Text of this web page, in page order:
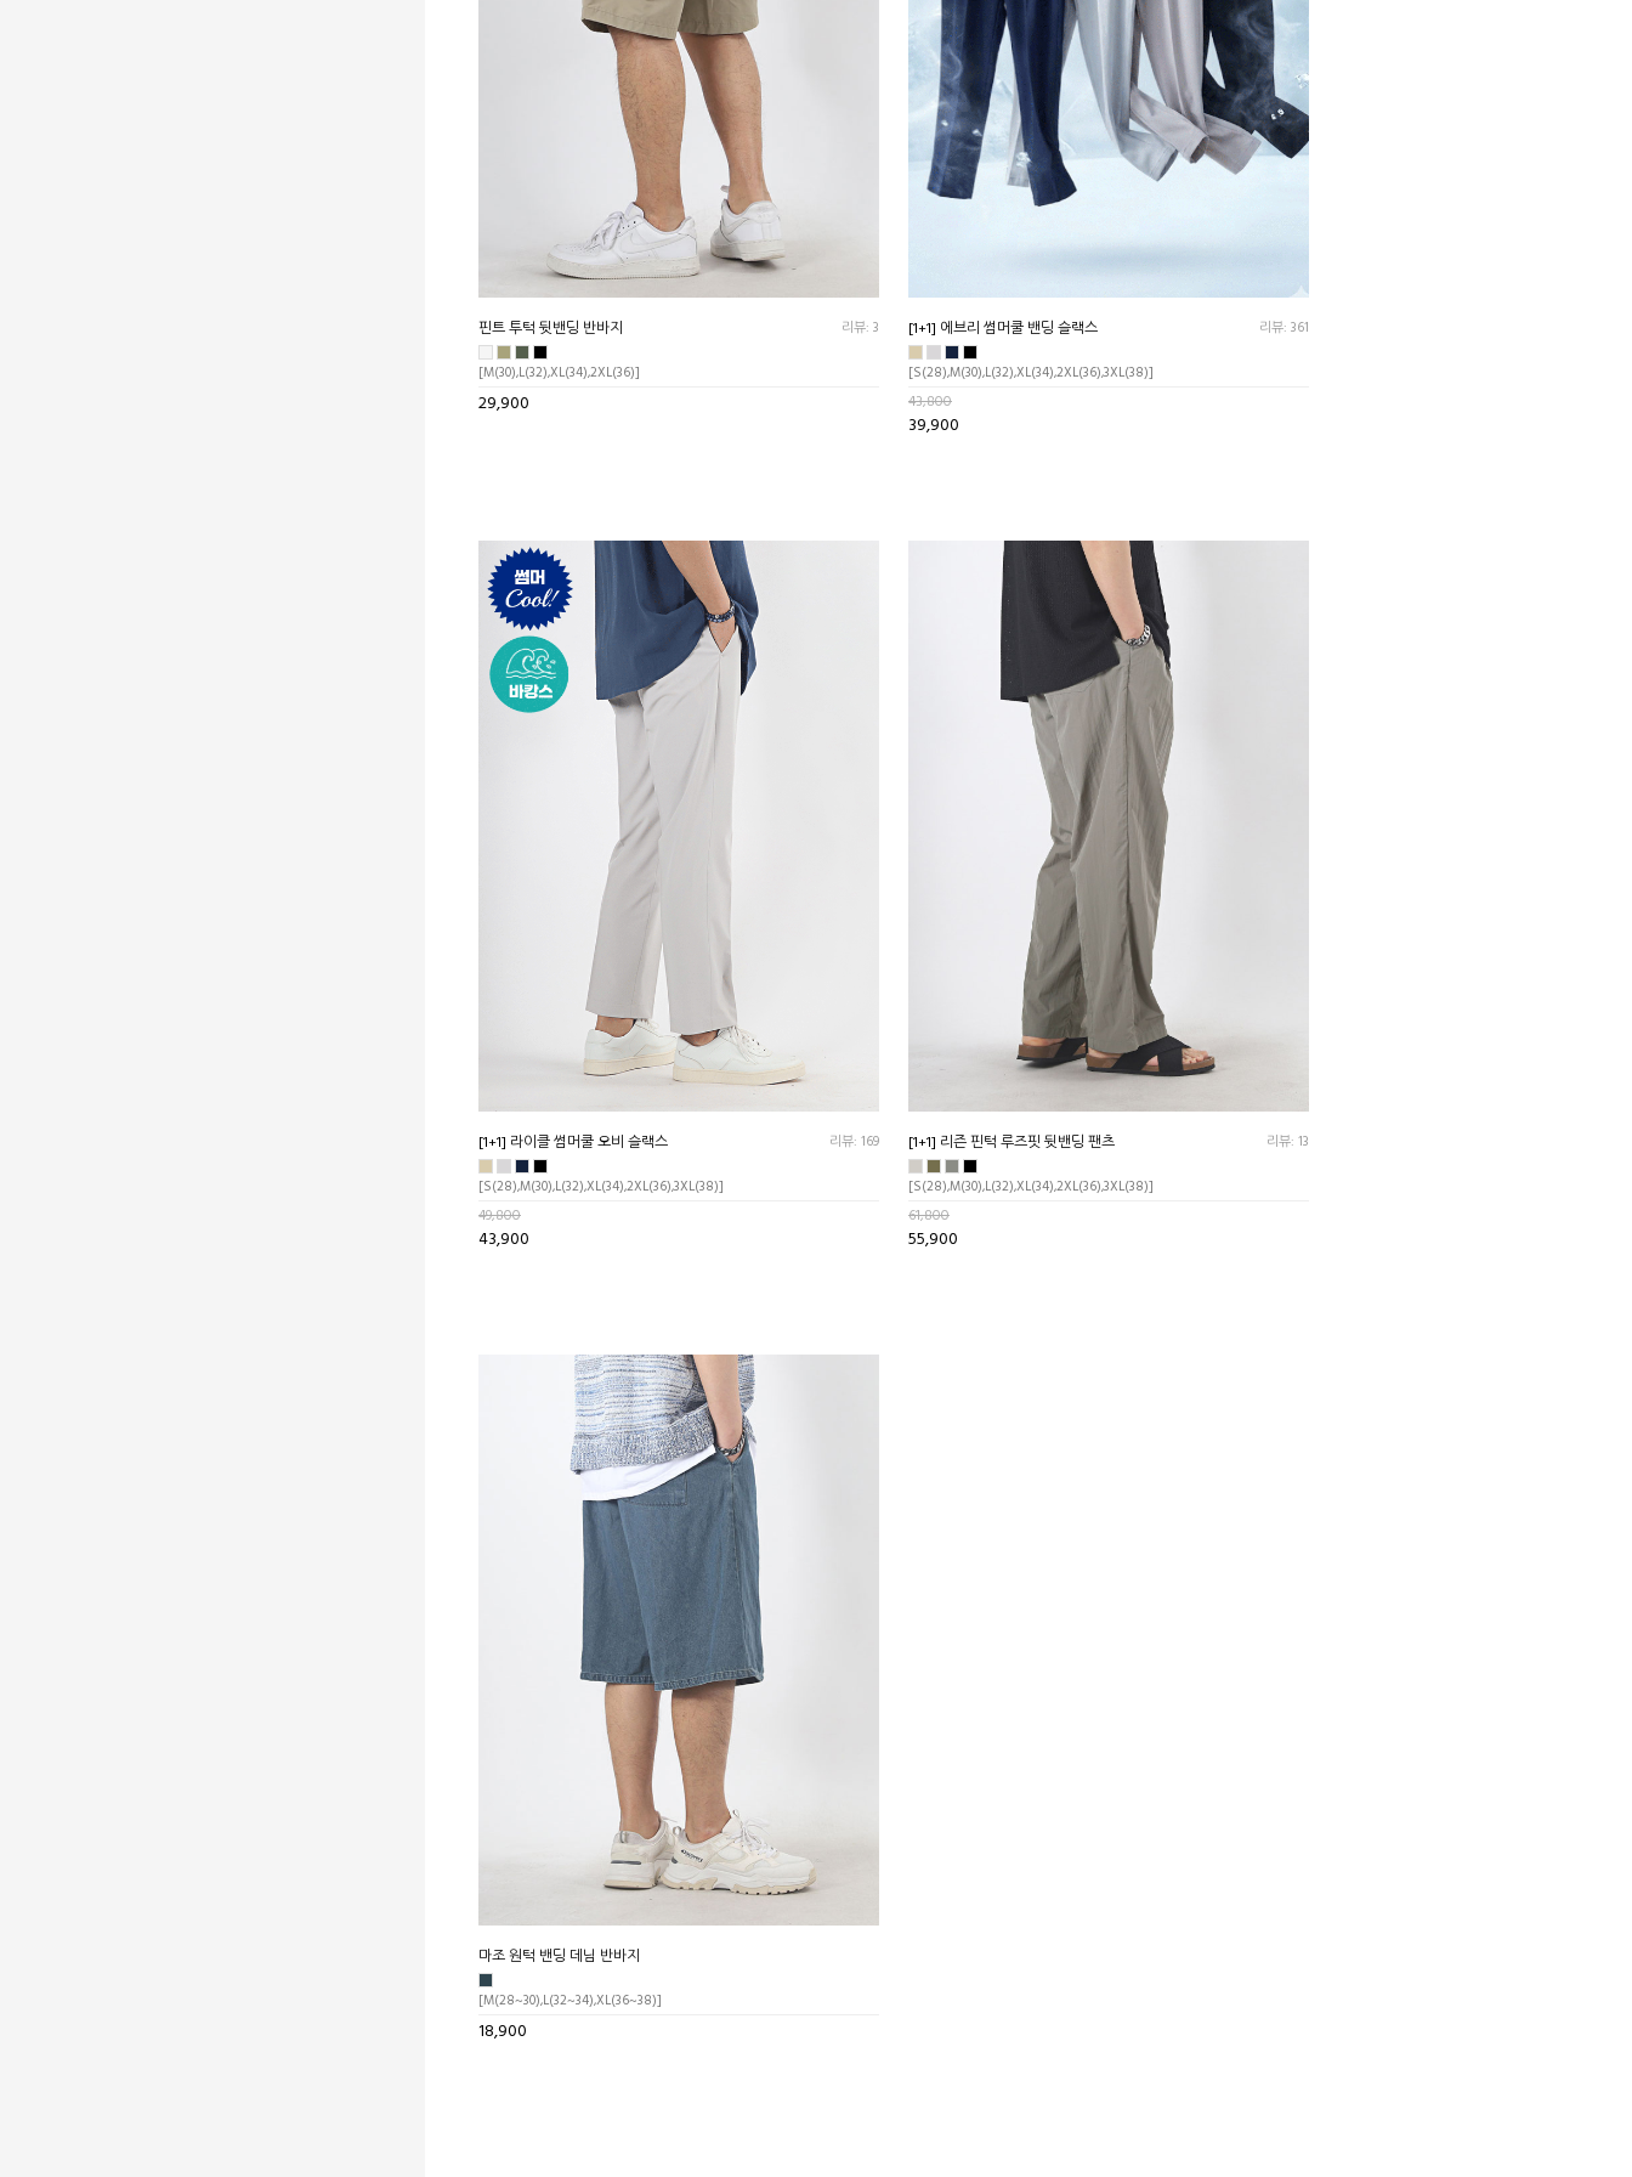
핀트 투턱 뒷밴딩 반바지 리뷰: 3
[M(30),L(32),XL(34),2XL(36)]
29,900
[1+1] 에브리 썸머쿨 밴딩 슬랙스 리뷰: 361
[S(28),M(30),L(32),XL(34),2XL(36),3XL(38)]
43,800
39,900
[1+1] 라이클 썸머쿨 오비 슬랙스 리뷰: 169
[S(28),M(30),L(32),XL(34),2XL(36),3XL(38)]
49,800
43,900
[1+1] 리즌 핀턱 루즈핏 뒷밴딩 팬츠 리뷰: 13
[S(28),M(30),L(32),XL(34),2XL(36),3XL(38)]
61,800
55,900
마조 원턱 밴딩 데님 반바지
[M(28~30),L(32~34),XL(36~38)]
18,900